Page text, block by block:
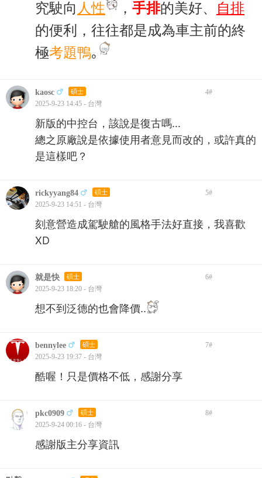
究駛向 人性 ， 手排的美好、
自排
的便利，往往都是成為車主前的終
極考題鴨｡
kaosc 碩士 4#
2025-9-23 14:45 - 台灣
新版的中控台，該說是復古嗎...
總之原廠說是依據使用者意見而改的，或許真的
是這樣吧？
rickyyang84 碩士 5#
2025-9-23 14:51 - 台灣
刻意營造成駕駛艙的風格手法好直接，我喜歡
XD
就是快 碩士 6#
2025-9-23 18:20 - 台灣
想不到泛德的也會降價..
bennylee 碩士 7#
2025-9-23 19:37 - 台灣
酷喔！只是價格不低，感謝分享
pkc0909 碩士 8#
2025-9-24 00:16 - 台灣
感謝版主分享資訊